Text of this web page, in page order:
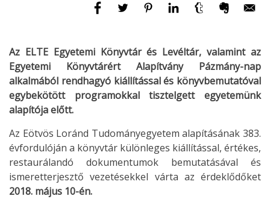
Az ELTE Egyetemi Könyvtár és Levéltár, valamint az
Egyetemi Könyvtárért Alapítvány Pázmány-nap
alkalmából rendhagyó kiállítással és könyvbemutatóval
egybekötött programokkal tisztelgett egyetemünk
alapítója előtt.
Az Eötvös Loránd Tudományegyetem alapításának 383.
évfordulóján a könyvtár különleges kiállítással, értékes,
restaurálandó dokumentumok bemutatásával és
ismeretterjesztő vezetésekkel várta az érdeklődőket
2018. május 10-én.